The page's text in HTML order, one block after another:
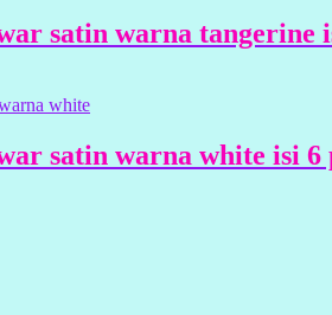
satin warna tangerine
satin warna white isi 6